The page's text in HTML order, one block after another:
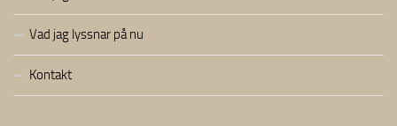
Vad jag lyssnar på nu
Kontakt